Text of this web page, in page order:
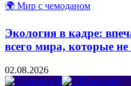
🌍 Мир с чемоданом
Экология в кадре:
всего мира, которые
02.08.2026